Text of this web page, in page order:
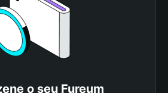
o seu Fureum